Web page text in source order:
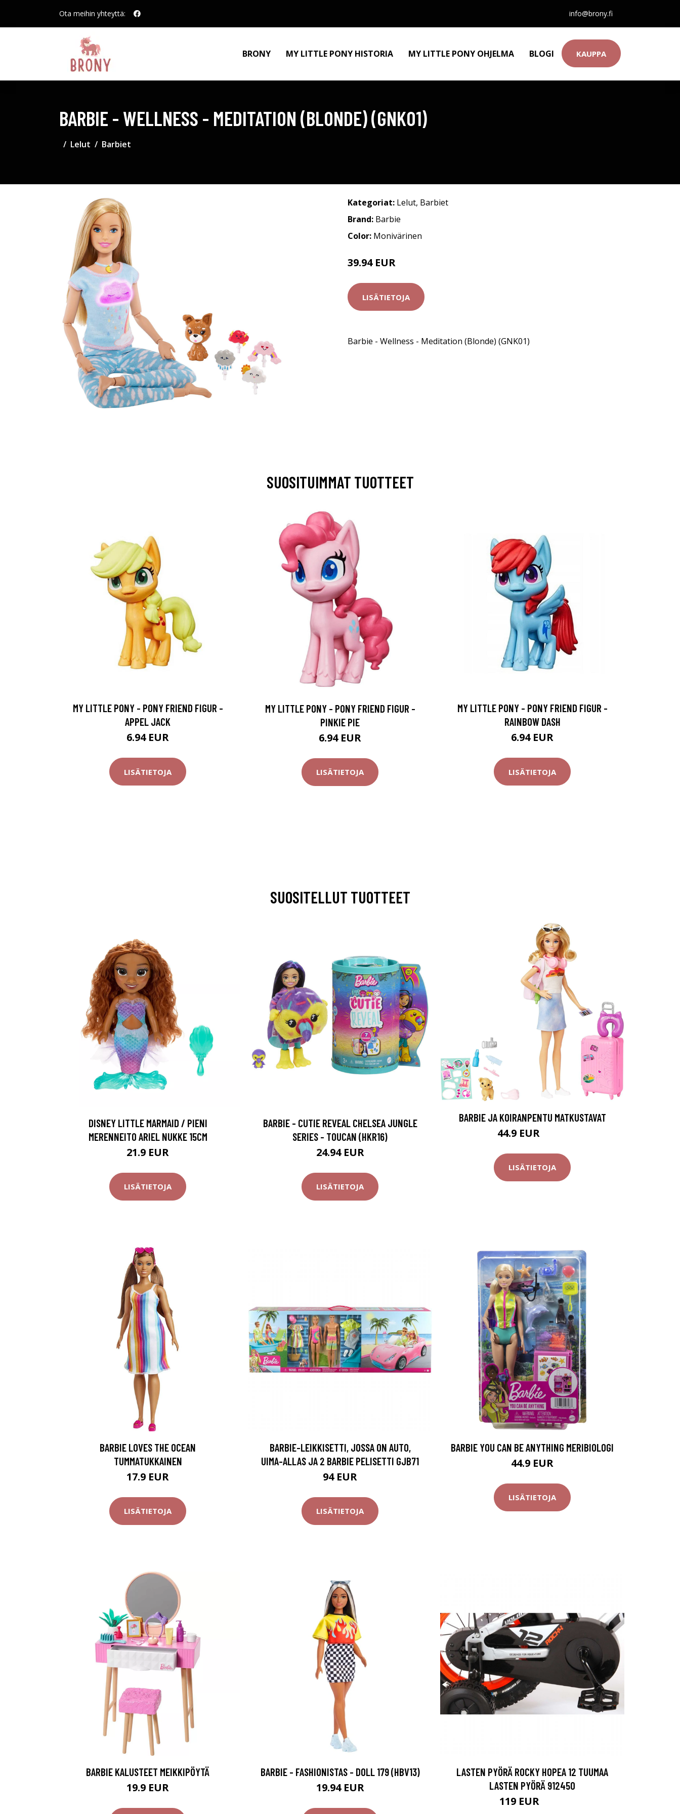
Ota meihin yhteyttä: info@brony.fi
BRONY MY LITTLE PONY HISTORIA MY LITTLE PONY OHJELMA BLOGI KAUPPA
BARBIE - WELLNESS - MEDITATION (BLONDE) (GNK01)
Lelut Barbiet
Kategoriat: Lelut, Barbiet
Brand: Barbie
Color: Monivärinen
39.94 EUR
LISÄTIETOJA
Barbie - Wellness - Meditation (Blonde) (GNK01)
SUOSITUIMMAT TUOTTEET
MY LITTLE PONY - PONY FRIEND FIGUR -
APPEL JACK
6.94 EUR
LISÄTIETOJA
MY LITTLE PONY - PONY FRIEND FIGUR -
PINKIE PIE
6.94 EUR
LISÄTIETOJA
MY LITTLE PONY - PONY FRIEND FIGUR -
RAINBOW DASH
6.94 EUR
LISÄTIETOJA
SUOSITELLUT TUOTTEET
DISNEY LITTLE MARMAID / PIENI
MERENNEITO ARIEL NUKKE 15CM
21.9 EUR
LISÄTIETOJA
BARBIE - CUTIE REVEAL CHELSEA JUNGLE
SERIES - TOUCAN (HKR16)
24.94 EUR
LISÄTIETOJA
BARBIE JA KOIRANPENTU MATKUSTAVAT
44.9 EUR
LISÄTIETOJA
BARBIE LOVES THE OCEAN
TUMMATUKKAINEN
17.9 EUR
LISÄTIETOJA
BARBIE-LEIKKISETTI, JOSSA ON AUTO,
UIMA-ALLAS JA 2 BARBIE PELISETTI GJB71
94 EUR
LISÄTIETOJA
BARBIE YOU CAN BE ANYTHING MERIBIOLOGI
44.9 EUR
LISÄTIETOJA
BARBIE KALUSTEET MEIKKIPÖYTÄ
19.9 EUR
BARBIE - FASHIONISTAS - DOLL 179 (HBV13)
19.94 EUR
LASTEN PYÖRÄ ROCKY HOPEA 12 TUUMAA
LASTEN PYÖRÄ 912450
119 EUR